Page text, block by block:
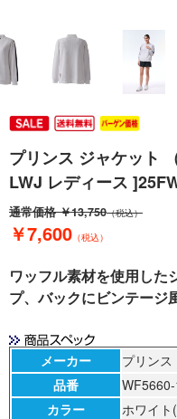
プリンス ジャケット
LWJ レディース
￥7,600 （税込）
通常価格￥13,750（税込）
ワッフル素材を使用した
プ、バックにビンテージ
メーカー
プリンス
品番
カラー
ホワイト